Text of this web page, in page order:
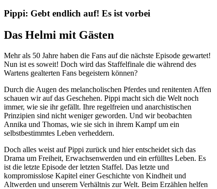
Pippi: Gebt endlich auf! Es ist vorbei
Das Helmi mit Gästen
Mehr als 50 Jahre haben die Fans auf die nächste Episode gewartet!
Nun ist es soweit! Doch wird das Staffelfinale die während des
Wartens gealterten Fans begeistern können?
Durch die Augen des melancholischen Pferdes und renitenten Affen
schauen wir auf das Geschehen. Pippi macht sich die Welt noch
immer, wie sie ihr gefällt. Ihre regelfreien und anarchistischen
Prinzipien sind nicht weniger geworden. Und wir beobachten
Annika und Thomas, wie sie sich in ihrem Kampf um ein
selbstbestimmtes Leben verheddern.
Doch alles weist auf Pippi zurück und hier entscheidet sich das
Drama um Freiheit, Erwachsenwerden und ein erfülltes Leben. Es
ist die letzte Episode der letzten Staffel. Das letzte und
kompromisslose Kapitel einer Geschichte von Kindheit und
Altwerden und unserem Verhältnis zur Welt. Beim Erzählen helfen